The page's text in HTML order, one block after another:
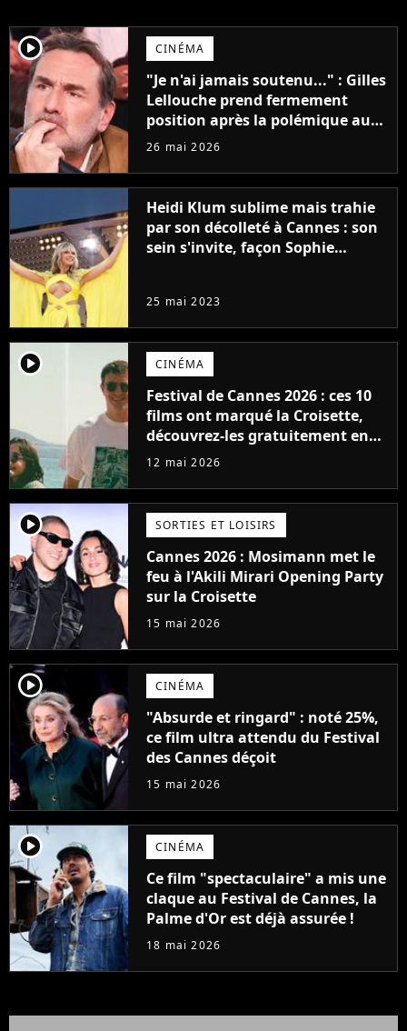
player2 CINÉMA
"Je n'ai jamais soutenu..." : Gilles
Lellouche prend fermement
position après la polémique au
Festival de Cannes
26 mai 2026
Heidi Klum sublime mais trahie
par son décolleté à Cannes : son
sein s'invite, façon Sophie
25 mai 2023
player2 CINÉMA
Festival de Cannes 2026 : ces 10
films ont marqué la Croisette,
découvrez-les gratuitement en
streaming
12 mai 2026
player2 SORTIES ET LOISIRS
Cannes 2026 : Mosimann met le
feu à l'Akili Mirari Opening Party
sur la Croisette
15 mai 2026
player2 CINÉMA
"Absurde et ringard" : noté 25%,
ce film ultra attendu du Festival
des Cannes déçoit
15 mai 2026
player2 CINÉMA
Ce film "spectaculaire" a mis une
claque au Festival de Cannes, la
Palme d'Or est déjà assurée !
18 mai 2026